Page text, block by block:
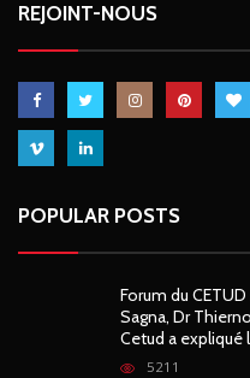
REJOINT-NOUS
POPULAR POSTS
Forum du
Sagna, Dr
Cetud a expliqué
5211